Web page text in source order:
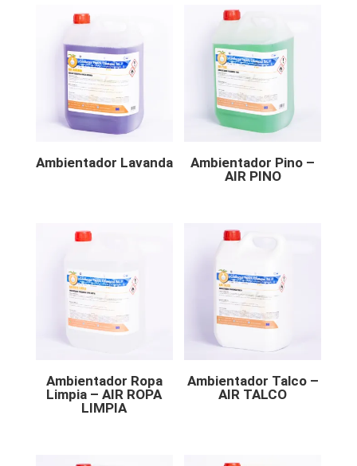
Ambientador Lavanda
Ambientador Pino –
AIR PINO
Ambientador Ropa
Limpia – AIR ROPA
LIMPIA
Ambientador Talco –
AIR TALCO